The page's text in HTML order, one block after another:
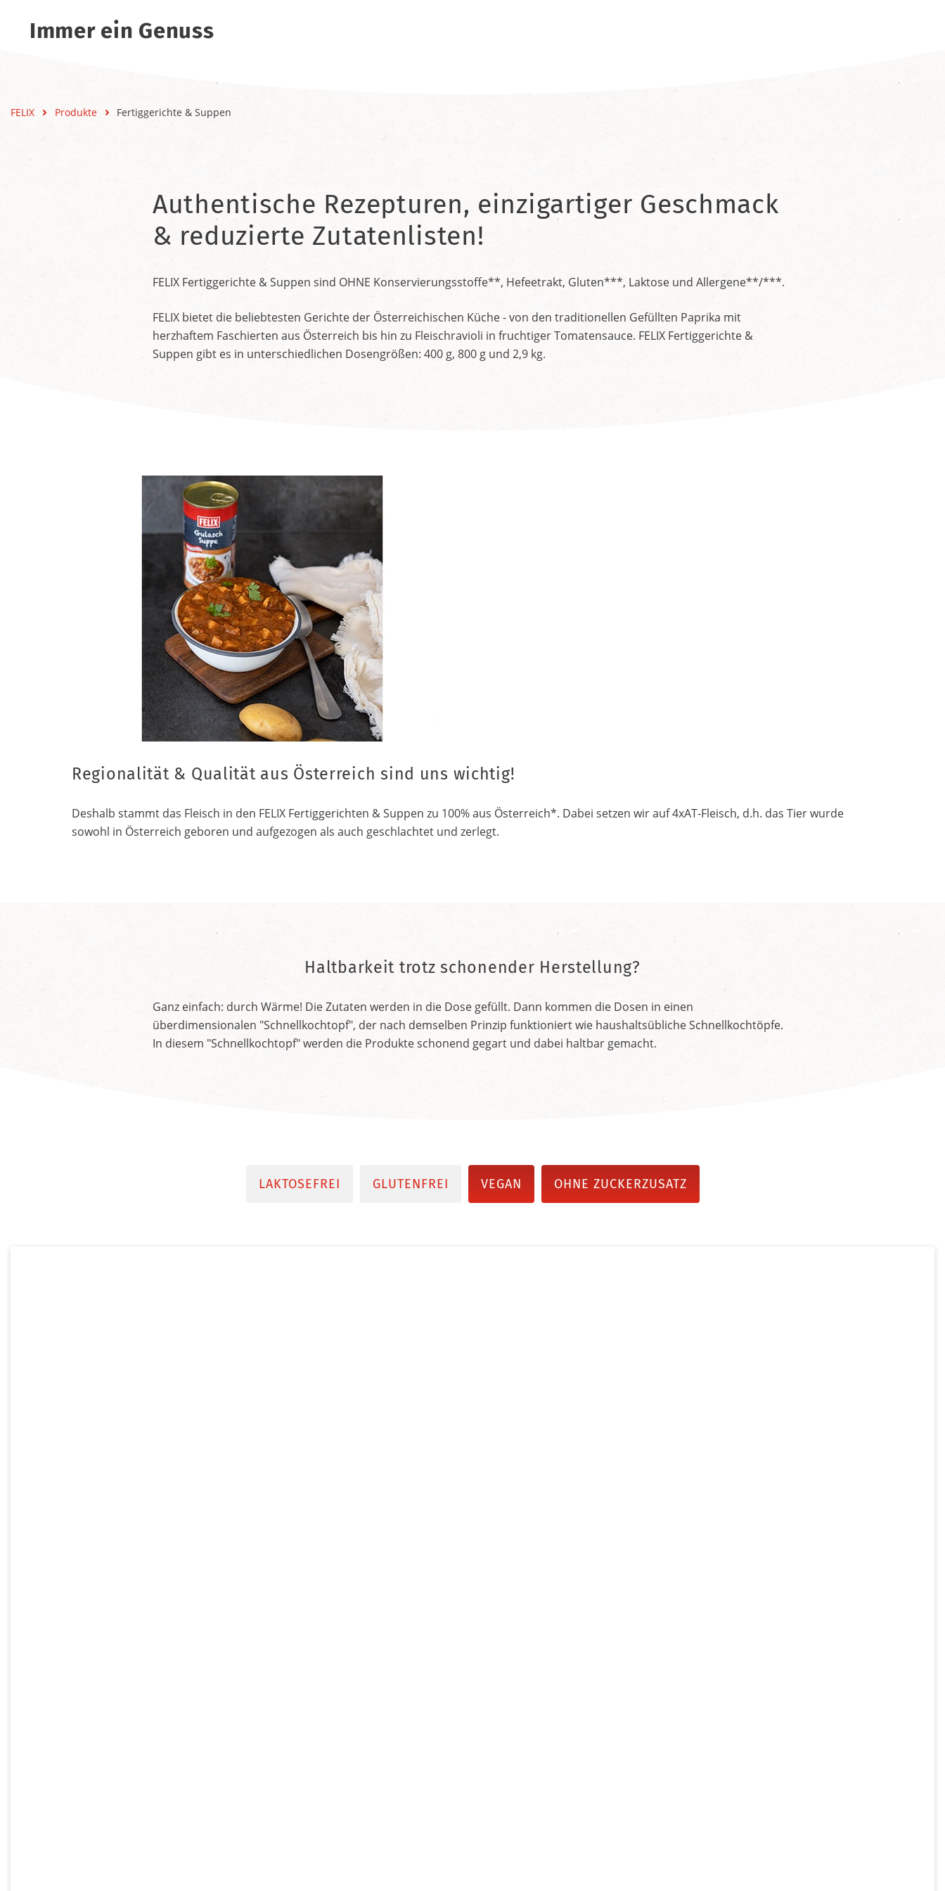
Immer ein Genuss
FELIX Produkte Fertiggerichte & Suppen
Authentische Rezepturen, einzigartiger Geschmack
& reduzierte Zutatenlisten!
FELIX Fertiggerichte & Suppen sind OHNE Konservierungsstoffe**, Hefeetrakt, Gluten***, Laktose und Allergene**/***.
FELIX bietet die beliebtesten Gerichte der Österreichischen Küche - von den traditionellen Gefüllten Paprika mit
herzhaftem Faschierten aus Österreich bis hin zu Fleischravioli in fruchtiger Tomatensauce. FELIX Fertiggerichte &
Suppen gibt es in unterschiedlichen Dosengrößen: 400 g, 800 g und 2,9 kg.
Regionalität & Qualität aus Österreich sind uns wichtig!
Deshalb stammt das Fleisch in den FELIX Fertiggerichten & Suppen zu 100% aus Österreich*. Dabei setzen wir auf 4xAT-Fleisch, d.h. das Tier wurde
sowohl in Österreich geboren und aufgezogen als auch geschlachtet und zerlegt.
Haltbarkeit trotz schonender Herstellung?
Ganz einfach: durch Wärme! Die Zutaten werden in die Dose gefüllt. Dann kommen die Dosen in einen
überdimensionalen "Schnellkochtopf", der nach demselben Prinzip funktioniert wie haushaltsübliche Schnellkochtöpfe.
In diesem "Schnellkochtopf" werden die Produkte schonend gegart und dabei haltbar gemacht.
LAKTOSEFREI GLUTENFREI VEGAN OHNE ZUCKERZUSATZ